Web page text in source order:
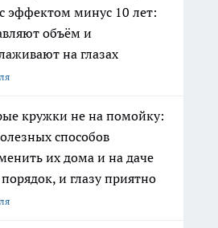
эффектом минус 10 лет:
объём и
на глазах
кружки не на помойку:
способов
их дома и на даче
и глазу приятно